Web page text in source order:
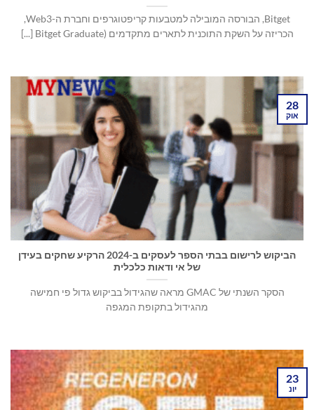
Bitget, הבורסה המובילה למטבעות קריפטוגרפים וחברת ה-Web3,
הכריזה על השקת התוכנית לתארים מתקדמים (Bitget Graduate [...]
הביקוש לרישום בבתי הספר לעסקים ב-2024 הרקיע שחקים בעידן
של אי ודאות כלכלית
הסקר השנתי של GMAC מראה שהגידול בביקוש גדול פי חמישה
מהגידול בתקופת המגפה
28
אוק
23
יונ